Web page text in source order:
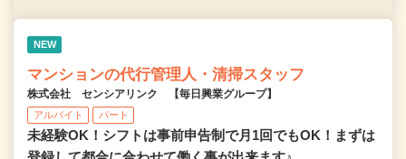
NEW
マンションの代行管理人・清掃スタッフ
株式会社 センシアリンク 【毎日興業グループ】
アルバイト パート
未経験OK！シフトは事前申告制で月1回でもOK！まずは